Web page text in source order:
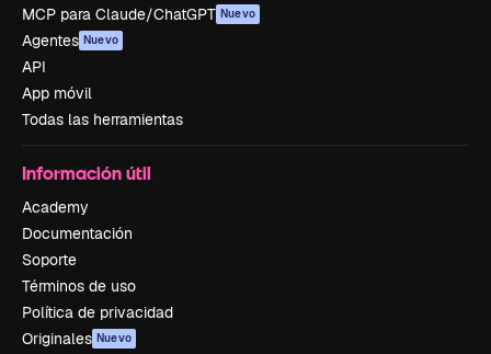
MCP para Claude/ChatGPT Nuevo
Agentes Nuevo
API
App móvil
Todas las herramientas
Información útil
Academy
Documentación
Soporte
Términos de uso
Política de privacidad
Originales Nuevo